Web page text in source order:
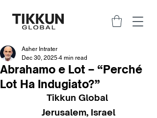
Abrahamo e Lot – “Perché
Lot Ha Indugiato?”
Asher Intrater
Dec 30, 2025 4 min read
Tikkun Global
Jerusalem, Israel